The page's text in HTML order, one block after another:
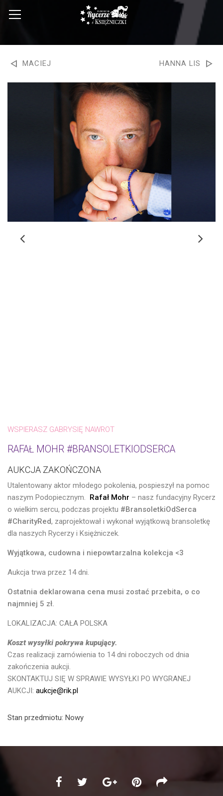
MACIEJ
#BRANSOLETKIODSERCA
HANNA LIS
WSPIERASZ GABRYSIĘ NAWROT
RAFAŁ MOHR #BRANSOLETKIODSERCA
AUKCJA ZAKOŃCZONA
Utalentowany aktor młodego pokolenia, pospieszył na pomoc
naszym Podopiecznym. Rafał Mohr – nasz fundacyjny Rycerz
o wielkim sercu, podczas projektu #BransoletkiOdSerca
#CharityRed, zaprojektował i wykonał wyjątkową bransoletkę
dla naszych Rycerzy i Księżniczek.
Wyjątkowa, cudowna i niepowtarzalna kolekcja <3
Aukcja trwa przez 14 dni.
Ostatnia deklarowana cena musi zostać przebita, o co
najmniej 5 zł.
LOKALIZACJA: CAŁA POLSKA
Koszt wysyłki pokrywa kupujący.
Czas realizacji zamówienia to 14 dni roboczych od dnia
zakończenia aukcji.
SKONTAKTUJ SIĘ W SPRAWIE WYSYŁKI PO WYGRANEJ
AUKCJI: aukcje@rik.pl
Stan przedmiotu: Nowy